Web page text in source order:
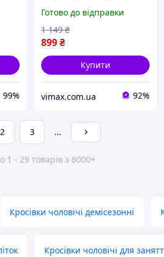
99%
Готово до відправки
899₴
1 149 ₴
Купити
vimax.com.ua 92%
2 3 ...
1 - 29 товарів з 6000+
Кросівки чоловічі демісезонні
Кросівки чоловічі для